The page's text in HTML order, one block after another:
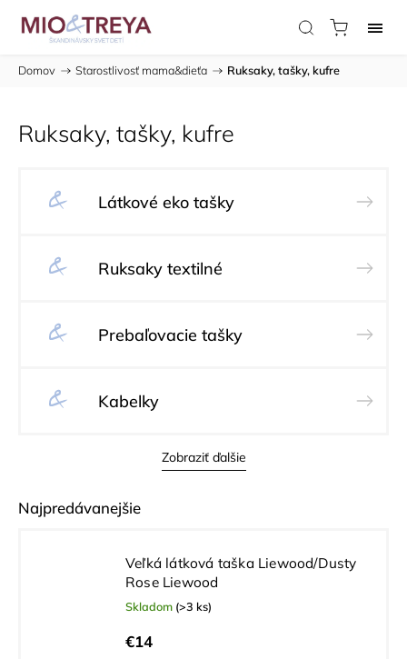
Domov / Starostlivosť mama&dieťa / Ruksaky, tašky, kufre
Ruksaky, tašky, kufre
Látkové eko tašky
Ruksaky textilné
Prebaľovacie tašky
Kabelky
Zobraziť ďalšie
Najpredávanejšie
Veľká látková taška Liewood/Dusty
Rose Liewood
Skladom (>3 ks)
€14